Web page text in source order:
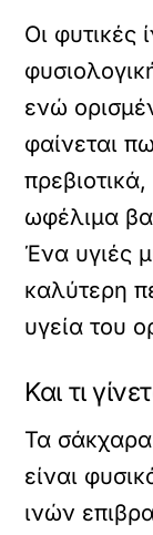
Οι φυτικές
ενώ
φαίνεται
ωφέλιμα
Ένα υγιές
καλύτερη
υγεία του
Και τι
Τα σάκχαρα
είναι
ινών